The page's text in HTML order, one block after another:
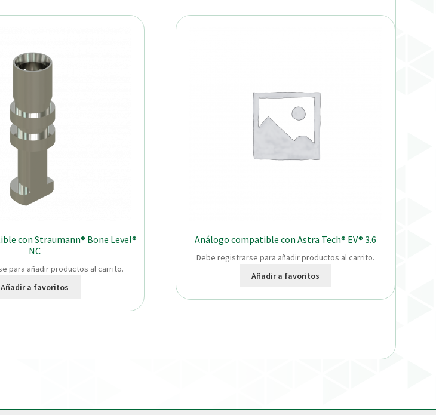
con Straumann® Bone Level®
NC
para añadir productos al carrito.
Añadir a favoritos
Análogo compatible con Astra Tech® EV® 3.6
Debe registrarse para añadir productos al carrito.
Añadir a favoritos